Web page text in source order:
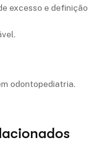
excesso e definição
odontopediatria.